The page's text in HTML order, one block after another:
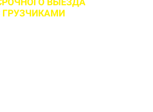
ГРУЗЧИКАМИИ БЕЗ